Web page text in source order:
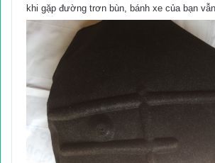
khi gặp đường trơn bùn, bánh xe của bạn